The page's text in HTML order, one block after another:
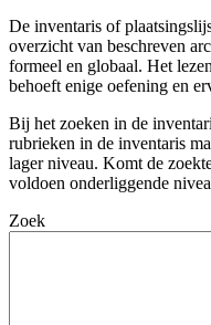
De inventaris of
overzicht van beschreven
formeel en globaal. Het
behoeft enige oefening en
Bij het zoeken in de
rubrieken in de inventaris
lager niveau. Komt de
voldoen onderliggende
Zoek